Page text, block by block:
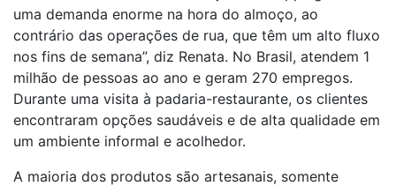
uma demanda enorme na hora do almoço, ao
contrário das operações de rua, que têm um alto fluxo
nos fins de semana”, diz Renata. No Brasil, atendem 1
milhão de pessoas ao ano e geram 270 empregos.
Durante uma visita à padaria-restaurante, os clientes
encontraram opções saudáveis e de alta qualidade em
um ambiente informal e acolhedor.
A maioria dos produtos são artesanais, somente